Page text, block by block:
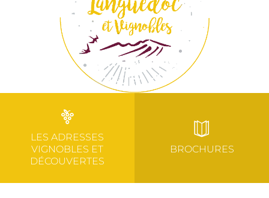
LES ADRESSES
VIGNOBLES ET
DÉCOUVERTES
BROCHURES